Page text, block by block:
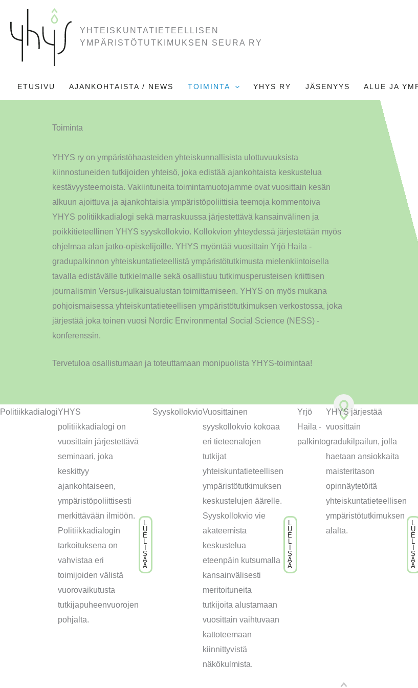
sisältöön
YHTEISKUNTATIETEELLISEN
YMPÄRISTÖTUTKIMUKSEN SEURA RY
ETUSIVU AJANKOHTAISTA / NEWS TOIMINTA YHYS RY JÄSENYYS ALUE JA
Toiminta
YHYS ry on ympäristöhaasteiden yhteiskunnallisista ulottuvuuksista
kiinnostuneiden tutkijoiden yhteisö, joka edistää ajankohtaista keskustelua
kestävyysteemoista. Vakiintuneita toimintamuotojamme ovat vuosittain kesän
alkuun ajoittuva ja ajankohtaisia ympäristöpoliittisia teemoja kommentoiva
YHYS politiikkadialogi sekä marraskuussa järjestettävä kansainvälinen ja
poikkitieteellinen YHYS syyskollokvio. Kollokvion yhteydessä järjestetään myös
ohjelmaa alan jatko-opiskelijoille. YHYS myöntää vuosittain Yrjö Haila -
gradupalkinnon yhteiskuntatieteellistä ympäristötutkimusta mielenkiintoisella
tavalla edistävälle tutkielmalle sekä osallistuu tutkimusperusteisen kriittisen
journalismin Versus-julkaisualustan toimittamiseen. YHYS on myös mukana
pohjoismaisessa yhteiskuntatieteellisen ympäristötutkimuksen verkostossa, joka
järjestää joka toinen vuosi Nordic Environmental Social Science (NESS) -
konferenssin.
Tervetuloa osallistumaan ja toteuttamaan monipuolista YHYS-toimintaa!
PolitiikkadialogiYHYS
politiikkadialogi on
vuosittain järjestettävä
seminaari, joka
keskittyy
ajankohtaiseen,
ympäristöpoliittisesti
merkittävään ilmiöön.
Politiikkadialogin
tarkoituksena on
vahvistaa eri
toimijoiden välistä
vuorovaikutusta
tutkijapuheenvuorojen
pohjalta.
U
E
S
Ä
Ä
SyyskollokvioVuosittainen
syyskollokvio kokoaa
eri tieteenalojen
tutkijat
yhteiskuntatieteellisen
ympäristötutkimuksen
keskustelujen äärelle.
Syyskollokvio vie
akateemista
keskustelua
eteenpäin kutsumalla
kansainvälisesti
meritoituneita
tutkijoita alustamaan
vuosittain vaihtuvaan
kattoteemaan
kiinnittyvistä
näkökulmista.
U
E
S
Ä
Ä
Yrjö
Haila -
palkinto
YHYS järjestää
vuosittain
gradukilpailun, jolla
haetaan ansiokkaita
maisteritason
opinnäytetöitä
yhteiskuntatieteellisen
ympäristötutkimuksen
alalta.
U
E
S
Ä
Ä